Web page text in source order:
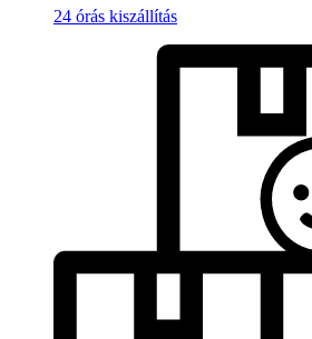
24 órás kiszállítás